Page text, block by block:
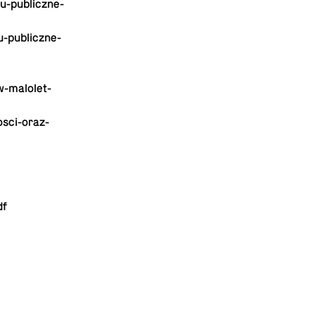
pu­blicz­ne­
pu­blicz­ne­
ma­lo­let­
oraz-